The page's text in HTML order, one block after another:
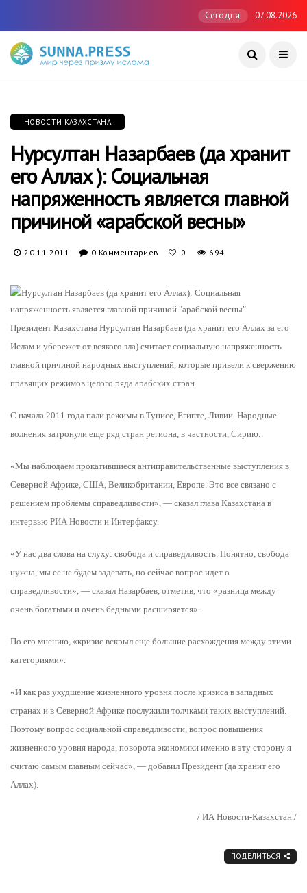
Сегодня: 07.08.2026
НОВОСТИ КАЗАХСТАНА
Нурсултан Назарбаев (да хранит
его Аллах ): Социальная
напряженность является главной
причиной «арабской весны»
20.11.2011 0 Комментариев 0 694
Президент Казахстана Нурсултан Назарбаев (да хранит его Аллах за его
Ислам и убережет от всякого зла) считает социальную напряженность
главной причиной народных выступлений, которые привели к свержению
правящих режимов целого ряда арабских стран.
С начала 2011 года пали режимы в Тунисе, Египте, Ливии. Народные
волнения затронули еще ряд стран региона, в частности, Сирию.
«Мы наблюдаем прокатившиеся антиправительственные выступления в
Северной Африке, США, Великобритании, Европе. Это все связано с
решением проблемы справедливости», — сказал глава Казахстана в
интервью РИА Новости и Интерфаксу.
«У нас два слова на слуху: свобода и справедливость. Понятно, свобода
нужна, мы ее не будем задевать, но сейчас вопрос идет о
справедливости», — сказал Назарбаев, отметив, что «разница между
очень богатыми и очень бедными расширяется».
По его мнению, «кризис вскрыл еще большие расхождения между этими
категориями».
«И как раз ухудшение жизненного уровня после кризиса в западных
странах и в Северной Африке послужили толчками таких выступлений.
Поэтому вопрос социальной справедливости, вопрос повышения
жизненного уровня народа, поворота экономики именно в эту сторону я
считаю самым главным сейчас», — добавил Президент (да хранит его
Аллах).
/ ИА Новости-Казахстан./
ПОДЕЛИТЬСЯ